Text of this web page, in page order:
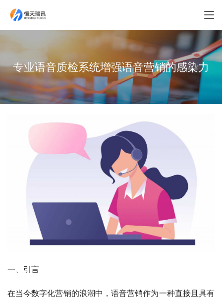
专业语音质检系统增强语音营销的感染力
一、引言
在当今数字化营销的浪潮中，语音营销作为一种直接且具有